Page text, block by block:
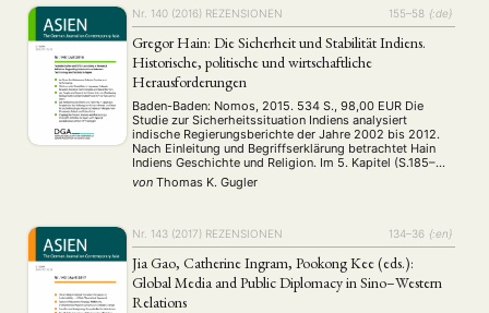
Geografie Geschichte (93) Gesellschaft (283) Globalisation (7)
Hybrid (172) Kultur (27) Kunst (4) Lecture (94) Literatur (261)
Medien (24) Migration (39) Nationalism (6) Online
Philosophie Politik (417) Politikwissenschaften
Präsentation (13) Programm (5) Publikation (23) Recht (20)
Religion (75) Sozialwissenschaften (4) Sprache (36) Sprachkurse
Stellenausschreibung (661) Stipendium (53) Studium (21)
Summer School (10) Symposium (32) Tagung (500) Tourismus (14)
Veranstaltung (788) Webinar
MITGLIEDSCHAFT STUDIUM DATENSCHUTZERKLÄRUNG
MITGLIEDERBEREICH KONTAKT SPENDEN SIE JETZT!
Nr. 140 (2016) REZENSIONEN 155–58 {:de}
Gregor Hain: Die Sicherheit und Stabilität Indiens.
Historische, politische und wirtschaftliche
Herausforderungen
Baden-Baden: Nomos, 2015. 534 S., 98,00 EUR Die
Studie zur Sicherheitssituation Indiens analysiert
indische Regierungsberichte der Jahre 2002 bis 2012.
Nach Einleitung und Begriffserklärung betrachtet Hain
Indiens Geschichte und Religion. Im 5. Kapitel (S.185–
496) beschreibt Hain diverse Konfliktlinien in Indien:
Religiöse, ethnische und sozialrevolutionäre Konflikte.
von Thomas K. Gugler
Nr. 143 (2017) REZENSIONEN 134–36 {:en}
Jia Gao, Catherine Ingram, Pookong Kee (eds.):
Global Media and Public Diplomacy in Sino–Western
Relations